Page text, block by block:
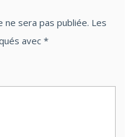
sera pas publiée. Les
avec *